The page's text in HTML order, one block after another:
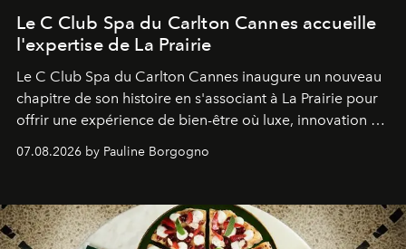
Le C Club Spa du Carlton Cannes accueille
l'expertise de La Prairie
Le C Club Spa du Carlton Cannes inaugure un nouveau
chapitre de son histoire en s'associant à La Prairie pour
offrir une expérience de bien-être où luxe, innovation et
expertise se rencontrent.
07.08.2026 by Pauline Borgogno